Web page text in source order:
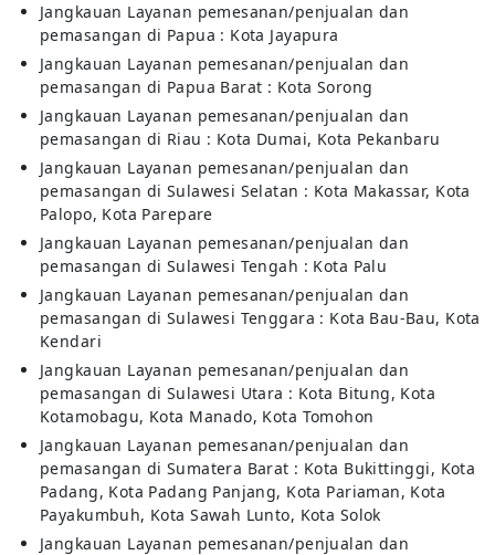
Jangkauan Layanan pemesanan/penjualan dan
pemasangan di Papua : Kota Jayapura
Jangkauan Layanan pemesanan/penjualan dan
pemasangan di Papua Barat : Kota Sorong
Jangkauan Layanan pemesanan/penjualan dan
pemasangan di Riau : Kota Dumai, Kota Pekanbaru
Jangkauan Layanan pemesanan/penjualan dan
pemasangan di Sulawesi Selatan : Kota Makassar, Kota
Palopo, Kota Parepare
Jangkauan Layanan pemesanan/penjualan dan
pemasangan di Sulawesi Tengah : Kota Palu
Jangkauan Layanan pemesanan/penjualan dan
pemasangan di Sulawesi Tenggara : Kota Bau-Bau, Kota
Kendari
Jangkauan Layanan pemesanan/penjualan dan
pemasangan di Sulawesi Utara : Kota Bitung, Kota
Kotamobagu, Kota Manado, Kota Tomohon
Jangkauan Layanan pemesanan/penjualan dan
pemasangan di Sumatera Barat : Kota Bukittinggi, Kota
Padang, Kota Padang Panjang, Kota Pariaman, Kota
Payakumbuh, Kota Sawah Lunto, Kota Solok
Jangkauan Layanan pemesanan/penjualan dan